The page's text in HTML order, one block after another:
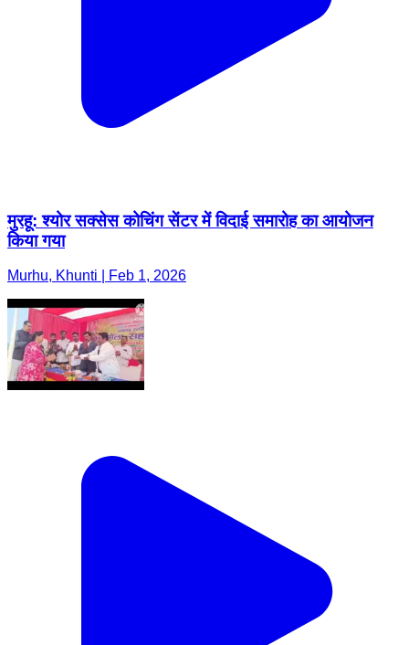
मुरहू: श्योर सक्सेस कोचिंग सेंटर में विदाई समारोह का आयोजन
किया गया
Murhu, Khunti | Feb 1, 2026